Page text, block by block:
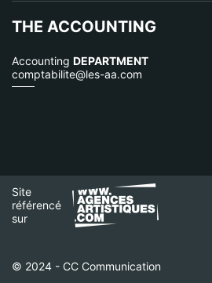
THE ACCOUNTING
Accounting DEPARTMENT
comptabilite@les-aa.com
Site
référencé
sur
© 2024 - CC Communication